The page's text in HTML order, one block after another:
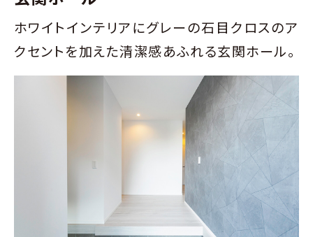
ホワイトインテリアにグレーの石目クロスのア
クセントを加えた清潔感あふれる玄関ホール。